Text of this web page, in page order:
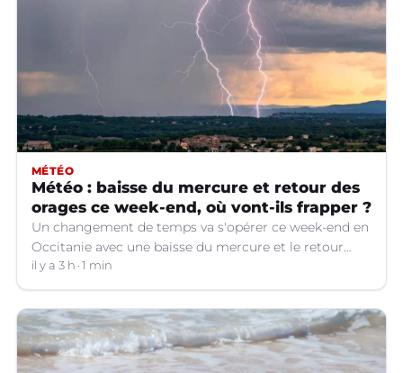
MÉTÉO
Météo : baisse du mercure et retour des
orages ce week-end, où vont-ils frapper ?
Un changement de temps va s'opérer ce week-end en
Occitanie avec une baisse du mercure et le retour
d'orages dans certains départements.
il y a 3 h 1 min